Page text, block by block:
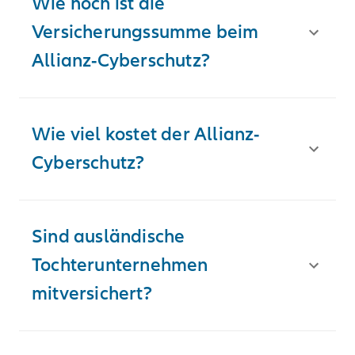
Versicherungssumme beim
Allianz-Cyberschutz?
Wie viel kostet der Allianz-
Cyberschutz?
Sind ausländische
Tochterunternehmen
mitversichert?